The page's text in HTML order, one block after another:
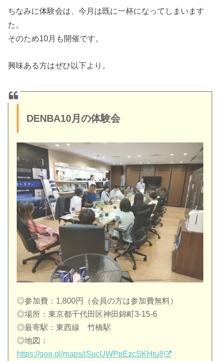
ちなみに体験会は、今月は既に一杯になってしまいます
た。
そのため10月も開催です。
興味ある方はぜひ以下より。
DENBA10月の体験会
◎参加費：1,800円（会員の方は参加費無料）
◎場所：東京都千代田区神田錦町3-15-6
◎最寄駅：東西線 竹橋駅
◎地図：
https://goo.gl/maps/iSucUWPpEzcSKHtu8